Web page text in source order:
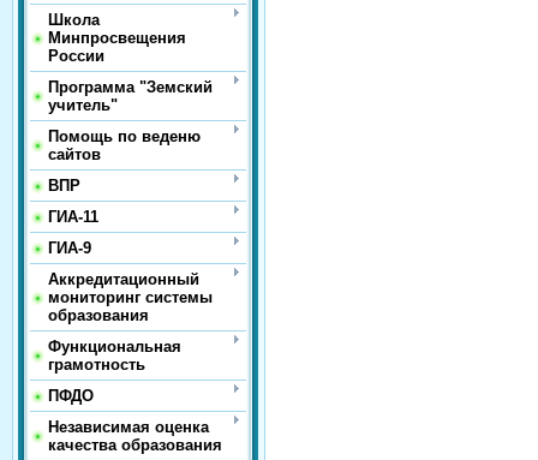
Школа
Минпросвещения
России
Программа "Земский
учитель"
Помощь по веденю
сайтов
ВПР
ГИА-11
ГИА-9
Аккредитационный
мониторинг системы
образования
Функциональная
грамотность
ПФДО
Независимая оценка
качества образования